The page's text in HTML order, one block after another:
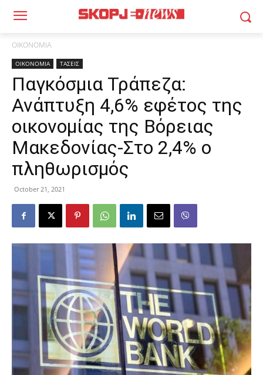
ΟΙΚΟΝΟΜΙΑ
ΟΙΚΟΝΟΜΙΑ ΤΑΣΕΙΣ
Παγκόσμια Τράπεζα:
Ανάπτυξη 4,6% εφέτος της
οικονομίας της Βόρειας
Μακεδονίας-Στο 2,4% ο
πληθωρισμός
October 21, 2021